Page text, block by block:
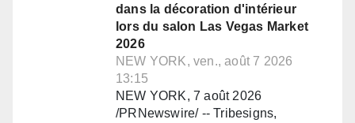
dans la décoration d'intérieur
lors du salon Las Vegas Market
2026
NEW YORK, ven., août 7 2026
13:15
NEW YORK, 7 août 2026
/PRNewswire/ -- Tribesigns,